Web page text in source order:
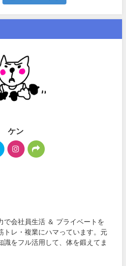
ケン
で会社員生活 ＆ プライベートを
トレ・複業にハマっています。元
識をフル活用して、体を鍛えてま